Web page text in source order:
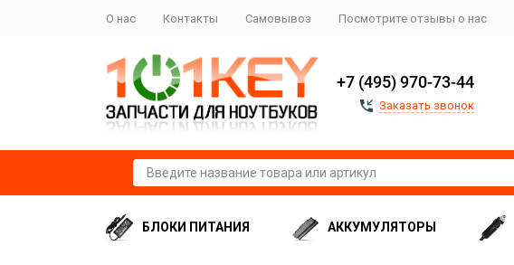
О нас Контакты Самовывоз Посмотрите отзывы о нас
+7 (495) 970-73-44
Заказать звонок
БЛОКИ ПИТАНИЯ АККУМУЛЯТОРЫ